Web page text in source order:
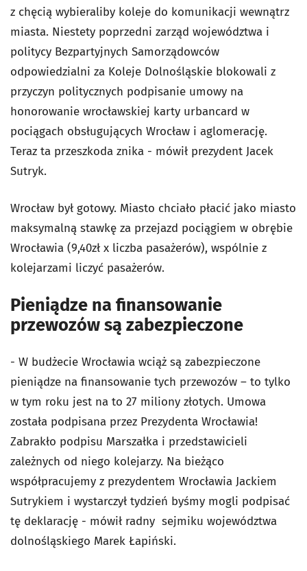
z chęcią wybieraliby koleje do komunikacji wewnątrz
miasta. Niestety poprzedni zarząd województwa i
politycy Bezpartyjnych Samorządowców
odpowiedzialni za Koleje Dolnośląskie blokowali z
przyczyn politycznych podpisanie umowy na
honorowanie wrocławskiej karty urbancard w
pociągach obsługujących Wrocław i aglomerację.
Teraz ta przeszkoda znika - mówił prezydent Jacek
Sutryk.
Wrocław był gotowy. Miasto chciało płacić jako miasto
maksymalną stawkę za przejazd pociągiem w obrębie
Wrocławia (9,40zł x liczba pasażerów), wspólnie z
kolejarzami liczyć pasażerów.
Pieniądze na finansowanie
przewozów są zabezpieczone
- W budżecie Wrocławia wciąż są zabezpieczone
pieniądze na finansowanie tych przewozów – to tylko
w tym roku jest na to 27 miliony złotych. Umowa
została podpisana przez Prezydenta Wrocławia!
Zabrakło podpisu Marszałka i przedstawicieli
zależnych od niego kolejarzy. Na bieżąco
współpracujemy z prezydentem Wrocławia Jackiem
Sutrykiem i wystarczył tydzień byśmy mogli podpisać
tę deklarację - mówił radny sejmiku województwa
dolnośląskiego Marek Łapiński.